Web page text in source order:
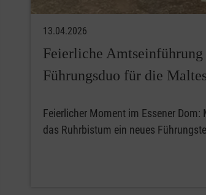
13.04.2026
Feierliche
Führungsduo für die
Feierlicher Moment im Essener
das Ruhrbistum ein neues